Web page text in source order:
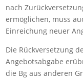
nach
ermöglichen, muss
Einreichung neuer
Die Rückversetzung
Angebotsabgabe
die Bg aus anderen